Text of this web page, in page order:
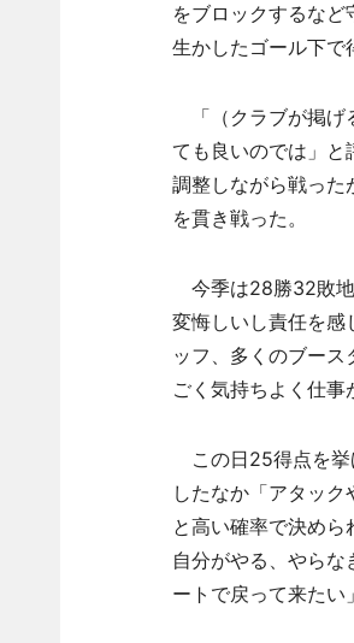
をブロックするな
生かしたゴール下で
「（クラブが掲げ
ても良いのでは」
調整しながら戦った
を貫き戦った。
今季は28勝32敗地
変悔しいし責任を感
ッフ、多くのブー
ごく気持ちよく仕事
この日25得点を挙
したなか「アタッ
と高い確率で決め
自分がやる、やら
ートで戻って来たい